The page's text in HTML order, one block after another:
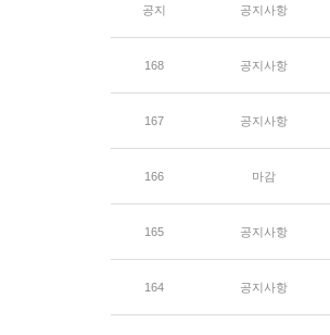
공지 공지사항
168 공지사항
167 공지사항
166 마감
165 공지사항
164 공지사항